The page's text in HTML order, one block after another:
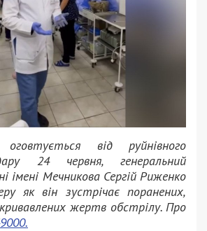
від руйнівного
24 червня, генеральний
імені Мечникова Сергій Риженко
як він зустрічає поранених,
жертв обстрілу. Про